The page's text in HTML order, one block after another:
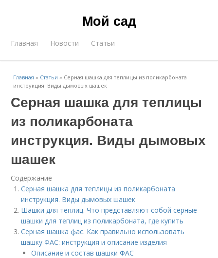
Мой сад
Главная Новости Статьи
Главная » Статьи » Серная шашка для теплицы из поликарбоната
инструкция. Виды дымовых шашек
Серная шашка для теплицы
из поликарбоната
инструкция. Виды дымовых
шашек
Содержание
Серная шашка для теплицы из поликарбоната
инструкция. Виды дымовых шашек
Шашки для теплиц. Что представляют собой серные
шашки для теплиц из поликарбоната, где купить
Серная шашка фас. Как правильно использовать
шашку ФАС: инструкция и описание изделия
Описание и состав шашки ФАС